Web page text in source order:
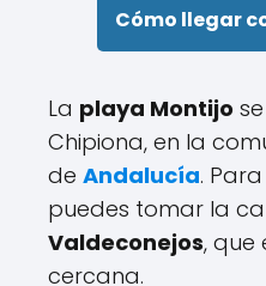
Cómo llegar
La playa Montijo
Chipiona, en la
de Andalucía.
puedes tomar la
Valdeconejos, que
cercana.